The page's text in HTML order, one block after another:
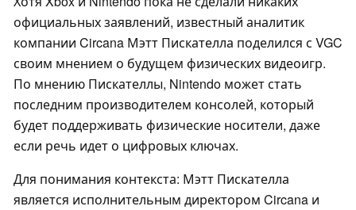
официальных заявлений, известный аналитик
компании Circana Мэтт Пискателла поделился с VGC
своим мнением о будущем физических видеоигр.
По мнению Пискателлы, Nintendo может стать
последним производителем консолей, который
будет поддерживать физические носители, даже
если речь идет о цифровых ключах.
Для понимания контекста: Мэтт Пискателла
является исполнительным директором Circana и